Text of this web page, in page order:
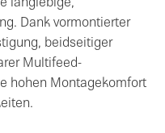
langlebige,
Dank vormontierter
beidseitiger
Multifeed-
hohen Montagekomfort